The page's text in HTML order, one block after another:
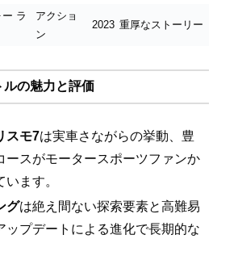
ラ
アクショ
ン
2023 重厚なストーリー
ルの魅力と評価
スモ7は実車さながらの挙動、豊
ースがモータースポーツファンか
ます。
グは絶え間ない探索要素と高難易
ップデートによる進化で長期的な